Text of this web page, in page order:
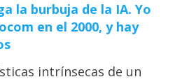
la burbuja de la IA. Yo
en el 2000, y hay
intrínsecas de un